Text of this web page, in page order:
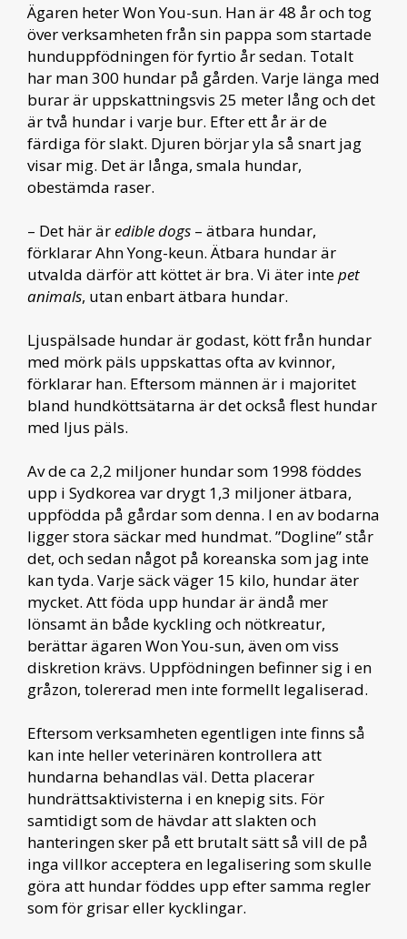
Ägaren heter Won You-sun. Han är 48 år och tog
över verksamheten från sin pappa som startade
hunduppfödningen för fyrtio år sedan. Totalt
har man 300 hundar på gården. Varje länga med
burar är uppskattningsvis 25 meter lång och det
är två hundar i varje bur. Efter ett år är de
färdiga för slakt. Djuren börjar yla så snart jag
visar mig. Det är långa, smala hundar,
obestämda raser.
– Det här äredible dogs – ätbara hundar,
förklarar Ahn Yong-keun. Ätbara hundar är
utvalda därför att köttet är bra. Vi äter intepet
animals, utan enbart ätbara hundar.
Ljuspälsade hundar är godast, kött från hundar
med mörk päls uppskattas ofta av kvinnor,
förklarar han. Eftersom männen är i majoritet
bland hundköttsätarna är det också flest hundar
med ljus päls.
Av de ca 2,2 miljoner hundar som 1998 föddes
upp i Sydkorea var drygt 1,3 miljoner ätbara,
uppfödda på gårdar som denna. I en av bodarna
ligger stora säckar med hundmat. ”Dogline” står
det, och sedan något på koreanska som jag inte
kan tyda. Varje säck väger 15 kilo, hundar äter
mycket. Att föda upp hundar är ändå mer
lönsamt än både kyckling och nötkreatur,
berättar ägaren Won You-sun, även om viss
diskretion krävs. Uppfödningen befinner sig i en
gråzon, tolererad men inte formellt legaliserad.
Eftersom verksamheten egentligen inte finns så
kan inte heller veterinären kontrollera att
hundarna behandlas väl. Detta placerar
hundrättsaktivisterna i en knepig sits. För
samtidigt som de hävdar att slakten och
hanteringen sker på ett brutalt sätt så vill de på
inga villkor acceptera en legalisering som skulle
göra att hundar föddes upp efter samma regler
som för grisar eller kycklingar.